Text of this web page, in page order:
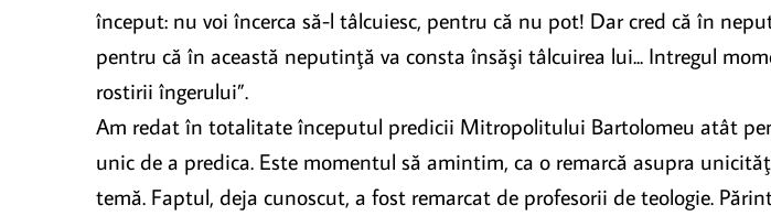
început: nu voi încerca să-l tâlcuiesc, pentru că nu pot! Dar cred că în
pentru că în această neputinţă va consta însăşi tâlcuirea lui... Intregul
rostirii îngerului”.
Am redat în totalitate începutul predicii Mitropolitului Bartolomeu atât
unic de a predica. Este momentul să amintim, ca o remarcă asupra
temă. Faptul, deja cunoscut, a fost remarcat de profesorii de teologie.